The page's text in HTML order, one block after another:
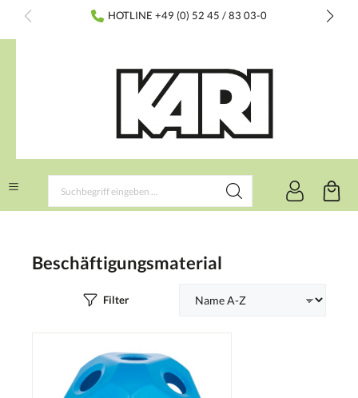
springen HOTLINE +49 (0) 52 45 / 83 03-0
Beschäftigungsmaterial
Filter